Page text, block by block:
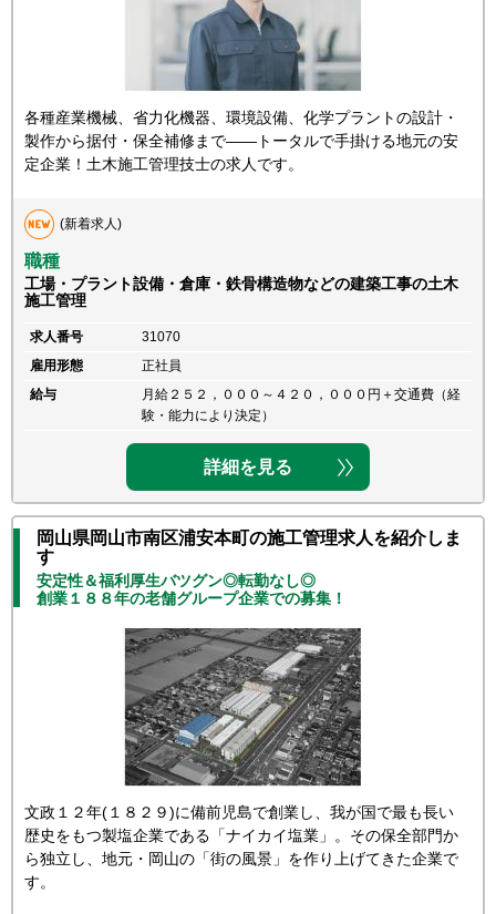
各種産業機械、省力化機器、環境設備、化学プラントの設計・
製作から据付・保全補修まで――トータルで手掛ける地元の安
定企業！土木施工管理技士の求人です。
(新着求人)
職種
工場・プラント設備・倉庫・鉄骨構造物などの建築工事の土木
施工管理
求人番号
31070
雇用形態
正社員
給与
月給２５２，０００～４２０，０００円＋交通費（経
験・能力により決定）
詳細を見る
岡山県岡山市南区浦安本町の施工管理求人を紹介しま
す
安定性＆福利厚生バツグン◎転勤なし◎
創業１８８年の老舗グループ企業での募集！
文政１２年(１８２９)に備前児島で創業し、我が国で最も長い
歴史をもつ製塩企業である「ナイカイ塩業」。その保全部門か
ら独立し、地元・岡山の「街の風景」を作り上げてきた企業で
す。